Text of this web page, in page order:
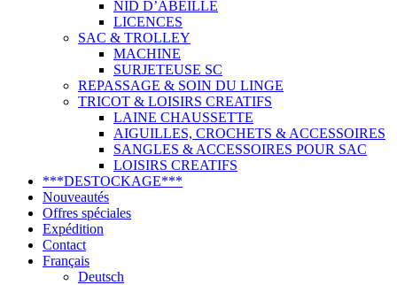
NID D’ABEILLE
LICENCES
SAC & TROLLEY
MACHINE
SURJETEUSE SC
REPASSAGE & SOIN DU LINGE
TRICOT & LOISIRS CREATIFS
LAINE CHAUSSETTE
AIGUILLES, CROCHETS & ACCESSOIRES
SANGLES & ACCESSOIRES POUR SAC
LOISIRS CREATIFS
***DESTOCKAGE***
Nouveautés
Offres spéciales
Expédition
Contact
Français
Deutsch